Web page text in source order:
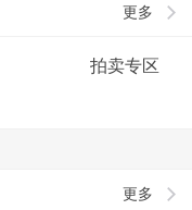
更多
拍卖专区
更多